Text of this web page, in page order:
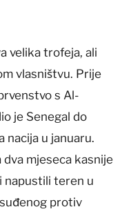
velika trofeja, ali
vlasništvu. Prije
s Al-
je Senegal do
nacija u januaru.
mjeseca kasnije
napustili teren u
protiv